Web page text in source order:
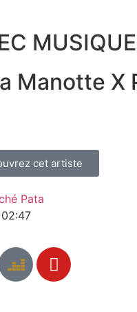
MUSIQUE
Manotte X
cet artiste
Pata